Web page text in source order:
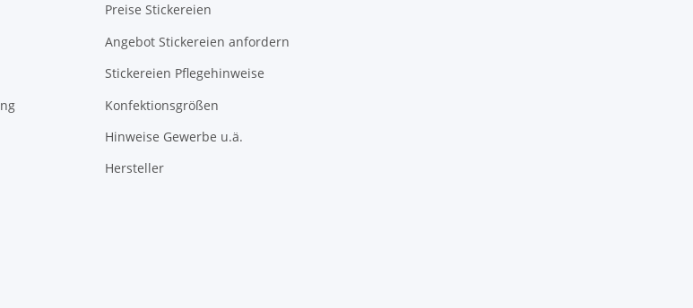
Preise Stickereien
Angebot Stickereien anfordern
Stickereien Pflegehinweise
Konfektionsgrößen
Hinweise Gewerbe u.ä.
Hersteller